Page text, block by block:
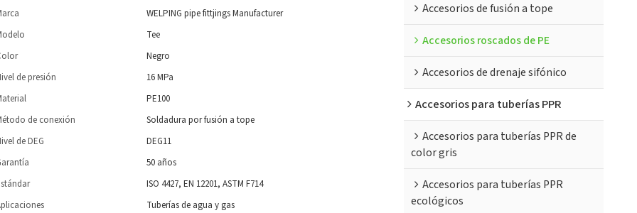
WELPING pipe fittjings Manufacturer
Tee
Negro
de presión
16 MPa
PE100
de conexión
Soldadura por fusión a tope
de DEG
DEG11
50 años
ISO 4427, EN 12201, ASTM F714
Tuberías de agua y gas
Accesorios de fusión a tope
Accesorios roscados de PE
Accesorios de drenaje sifónico
Accesorios para tuberías PPR
Accesorios para tuberías PPR de
color gris
Accesorios para tuberías PPR
ecológicos